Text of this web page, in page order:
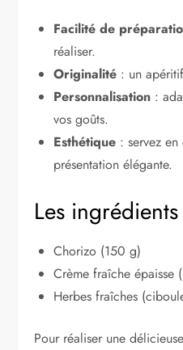
Facilité de
réaliser.
Originalité : un
Personnalisation :
vos goûts.
Esthétique : servez
présentation élégante.
Les
Chorizo (150 g)
Crème fraîche épaisse
Herbes fraîches
Pour réaliser une délicieuse